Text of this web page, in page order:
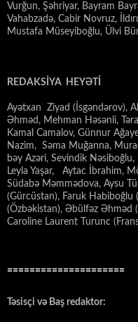
Vurğun, Şəhriyar, Bayram
Vahabzadə, Cabir Novruz,
Mustafa Müseyiboğlu, Ülvi
REDAKSİYA HEYƏTİ
Ayətxan Ziyad (İsgəndərov),
Əhməd, Mehman Həsənli,
Kamal Camalov, Günnur
Nazim, Səma Muğanna,
bəy Azəri, Sevindik Nəsiboğlu,
Leyla Yaşar, Aytac İbrahim,
Südabə Məmmədova, Aysu
(Gürcüstan), Faruk Habiboğlu
(Özbəkistan), Əbülfəz Əhməd
Caroline Laurent Turunc
=====================
Təsisçi və Baş redaktor: